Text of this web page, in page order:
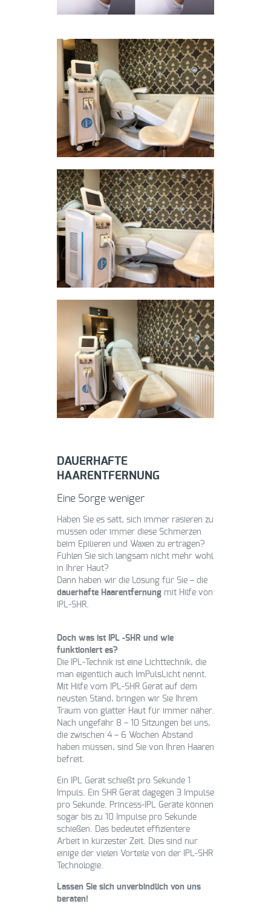
DAUERHAFTE
HAARENTFERNUNG
Eine Sorge weniger
Haben Sie es satt, sich immer rasieren zu
müssen oder immer diese Schmerzen
beim Epilieren und Waxen zu ertragen?
Fühlen Sie sich langsam nicht mehr wohl
in Ihrer Haut?
Dann haben wir die Lösung für Sie – die
dauerhafte Haarentfernung mit Hilfe von
IPL-SHR.
Doch was ist IPL -SHR und wie
funktioniert es?
Die IPL-Technik ist eine Lichttechnik, die
man eigentlich auch ImPulsLicht nennt.
Mit Hilfe vom IPL-SHR Gerät auf dem
neusten Stand, bringen wir Sie Ihrem
Traum von glatter Haut für immer näher.
Nach ungefähr 8 – 10 Sitzungen bei uns,
die zwischen 4 – 6 Wochen Abstand
haben müssen, sind Sie von Ihren Haaren
befreit.
Ein IPL Gerät schießt pro Sekunde 1
Impuls. Ein SHR Gerät dagegen 3 Impulse
pro Sekunde. Princess-IPL Geräte können
sogar bis zu 10 Impulse pro Sekunde
schießen. Das bedeutet effizientere
Arbeit in kürzester Zeit. Dies sind nur
einige der vielen Vorteile von der IPL-SHR
Technologie.
Lassen Sie sich unverbindlich von uns
beraten!